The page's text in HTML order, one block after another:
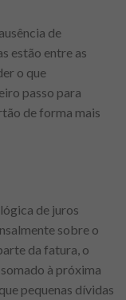
de
estão entre as
o que
passo para
de forma mais
de juros
sobre o
da fatura, o
à próxima
pequenas dívidas